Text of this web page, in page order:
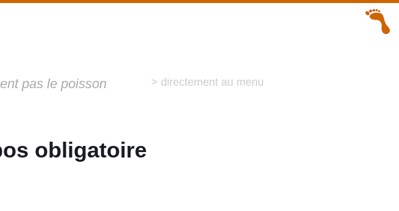
pas le poisson > directement au menu
obligatoire